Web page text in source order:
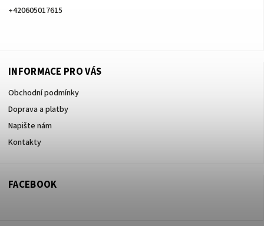
+420605017615
INFORMACE PRO VÁS
Obchodní podmínky
Doprava a platby
Napište nám
Kontakty
FACEBOOK